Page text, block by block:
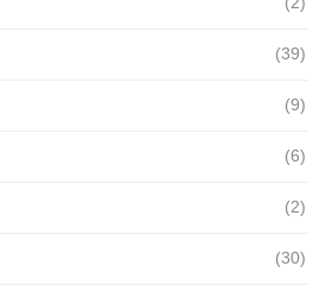
(39)
(9)
(6)
(2)
(30)